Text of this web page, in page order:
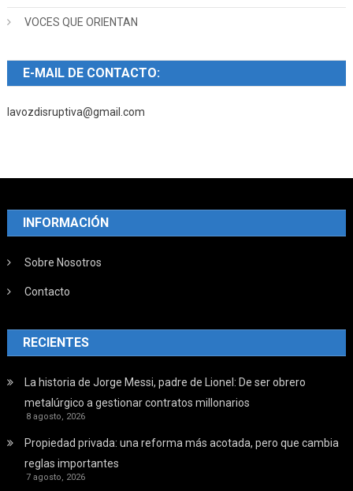
VOCES QUE ORIENTAN
E-MAIL DE CONTACTO:
lavozdisruptiva@gmail.com
INFORMACIÓN
Sobre Nosotros
Contacto
RECIENTES
La historia de Jorge Messi, padre de Lionel: De ser obrero
metalúrgico a gestionar contratos millonarios
8 agosto, 2026
Propiedad privada: una reforma más acotada, pero que cambia
reglas importantes
7 agosto, 2026